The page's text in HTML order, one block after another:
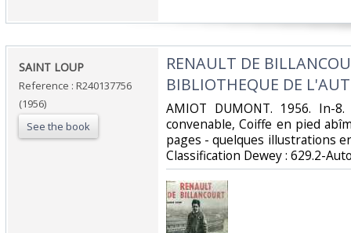
‎SAINT LOUP‎
Reference : R240137756
(1956)
See the book
‎RENAULT DE
BIBLIOTHEQUE DE
‎AMIOT DUMONT. 1956. In-
convenable, Coiffe en pied
pages - quelques illustrations
Classification Dewey : 629.2-